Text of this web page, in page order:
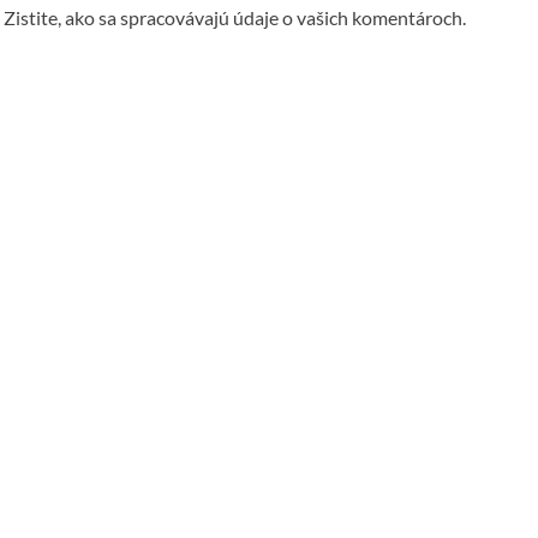
Zistite, ako sa spracovávajú údaje o vašich komentároch.